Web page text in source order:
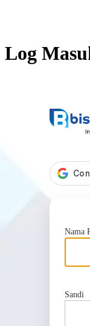
Log
Nama
Sandi